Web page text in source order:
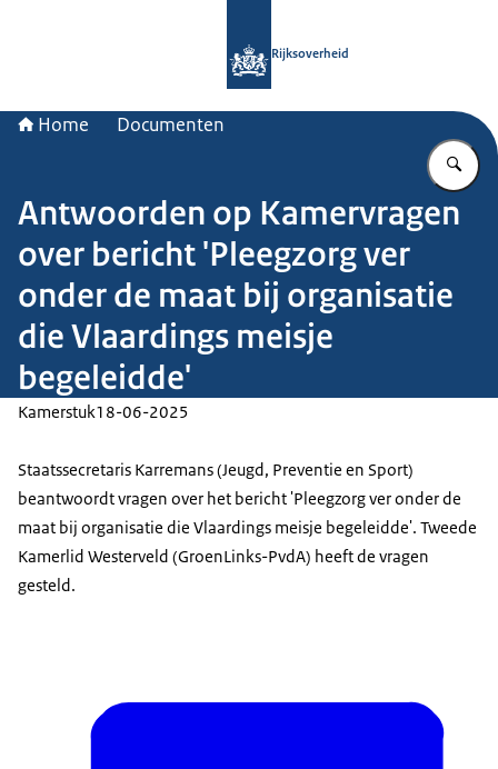
Rijksoverheid
Home Documenten
Antwoorden op Kamervragen
over bericht 'Pleegzorg ver
onder de maat bij organisatie
die Vlaardings meisje
begeleidde'
Kamerstuk18-06-2025
Staatssecretaris Karremans (Jeugd, Preventie en Sport)
beantwoordt vragen over het bericht 'Pleegzorg ver onder de
maat bij organisatie die Vlaardings meisje begeleidde'. Tweede
Kamerlid Westerveld (GroenLinks-PvdA) heeft de vragen
gesteld.